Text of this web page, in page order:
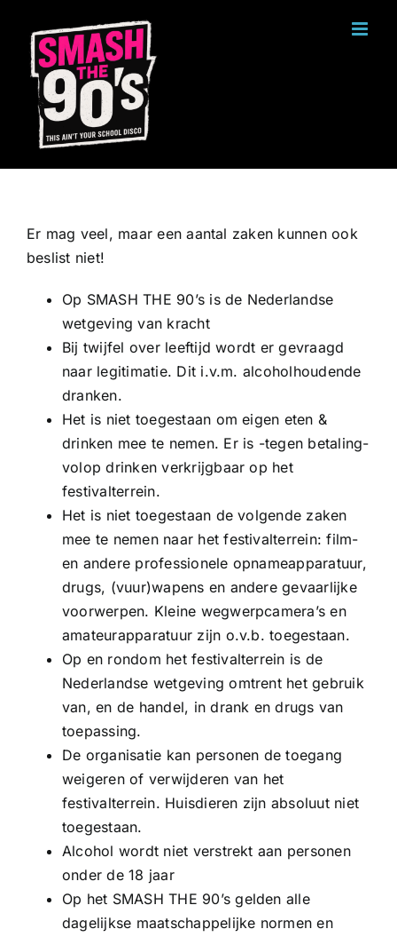
inhoud
Er mag veel, maar een aantal zaken kunnen ook
beslist niet!
Op SMASH THE 90’s is de Nederlandse
wetgeving van kracht
Bij twijfel over leeftijd wordt er gevraagd
naar legitimatie. Dit i.v.m. alcoholhoudende
dranken.
Het is niet toegestaan om eigen eten &
drinken mee te nemen. Er is -tegen betaling-
volop drinken verkrijgbaar op het
festivalterrein.
Het is niet toegestaan de volgende zaken
mee te nemen naar het festivalterrein: film-
en andere professionele opnameapparatuur,
drugs, (vuur)wapens en andere gevaarlijke
voorwerpen. Kleine wegwerpcamera’s en
amateurapparatuur zijn o.v.b. toegestaan.
Op en rondom het festivalterrein is de
Nederlandse wetgeving omtrent het gebruik
van, en de handel, in drank en drugs van
toepassing.
De organisatie kan personen de toegang
weigeren of verwijderen van het
festivalterrein. Huisdieren zijn absoluut niet
toegestaan.
Alcohol wordt niet verstrekt aan personen
onder de 18 jaar
Op het SMASH THE 90’s gelden alle
dagelijkse maatschappelijke normen en